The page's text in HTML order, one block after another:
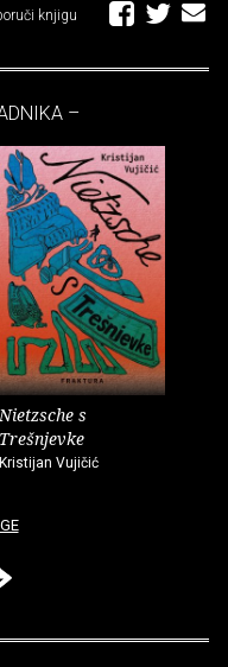
knjigu
–
Nietzsche s
Trešnjevke
Kristijan Vujičić